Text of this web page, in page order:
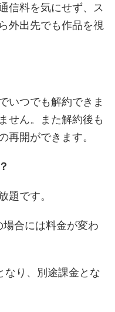
信料を気にせず、ス
外出先でも作品を視
いつでも解約できま
せん。また解約後も
再開ができます。
題です。
合には料金が変わ
なり、別途課金とな